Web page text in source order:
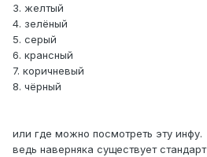
3. желтый
4. зелёный
5. серый
6. крансный
7. коричневый
8. чёрный
или где можно посмотреть эту инфу.
ведь наверняка существует стандарт